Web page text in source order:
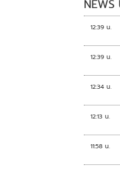
NEWS
12:39 น.
12:39 น.
12:34 น.
12:13 น.
11:58 น.